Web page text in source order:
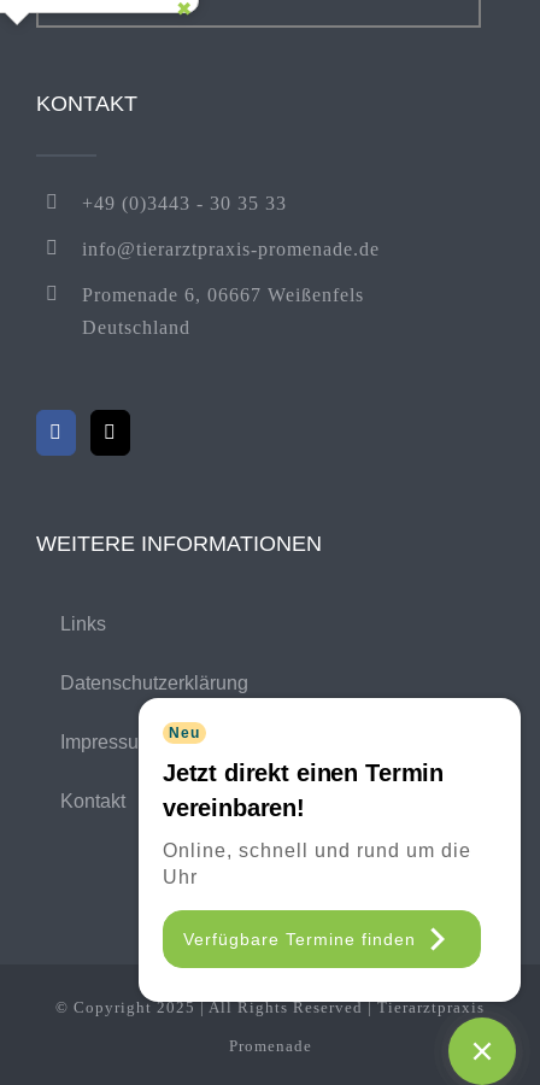
Neu
Jetzt direkt einen Termin
vereinbaren!
Online, schnell und rund um die
Uhr
Verfügbare Termine finden
KONTAKT
+49 (0)3443 - 30 35 33
info@tierarztpraxis-promenade.de
Promenade 6, 06667 Weißenfels
Deutschland
WEITERE INFORMATIONEN
Links
Datenschutzerklärung
Impressum
Kontakt
© Copyright 2025 | All Rights Reserved | Tierarztpraxis
Promenade